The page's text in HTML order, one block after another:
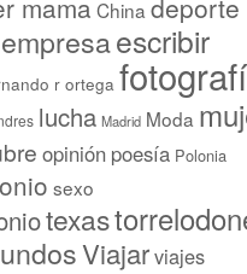
China
empresaescribir
r ortega
lucha Madrid Moda
opinión poesía Polonia
sexo
texas
Viajarviajes